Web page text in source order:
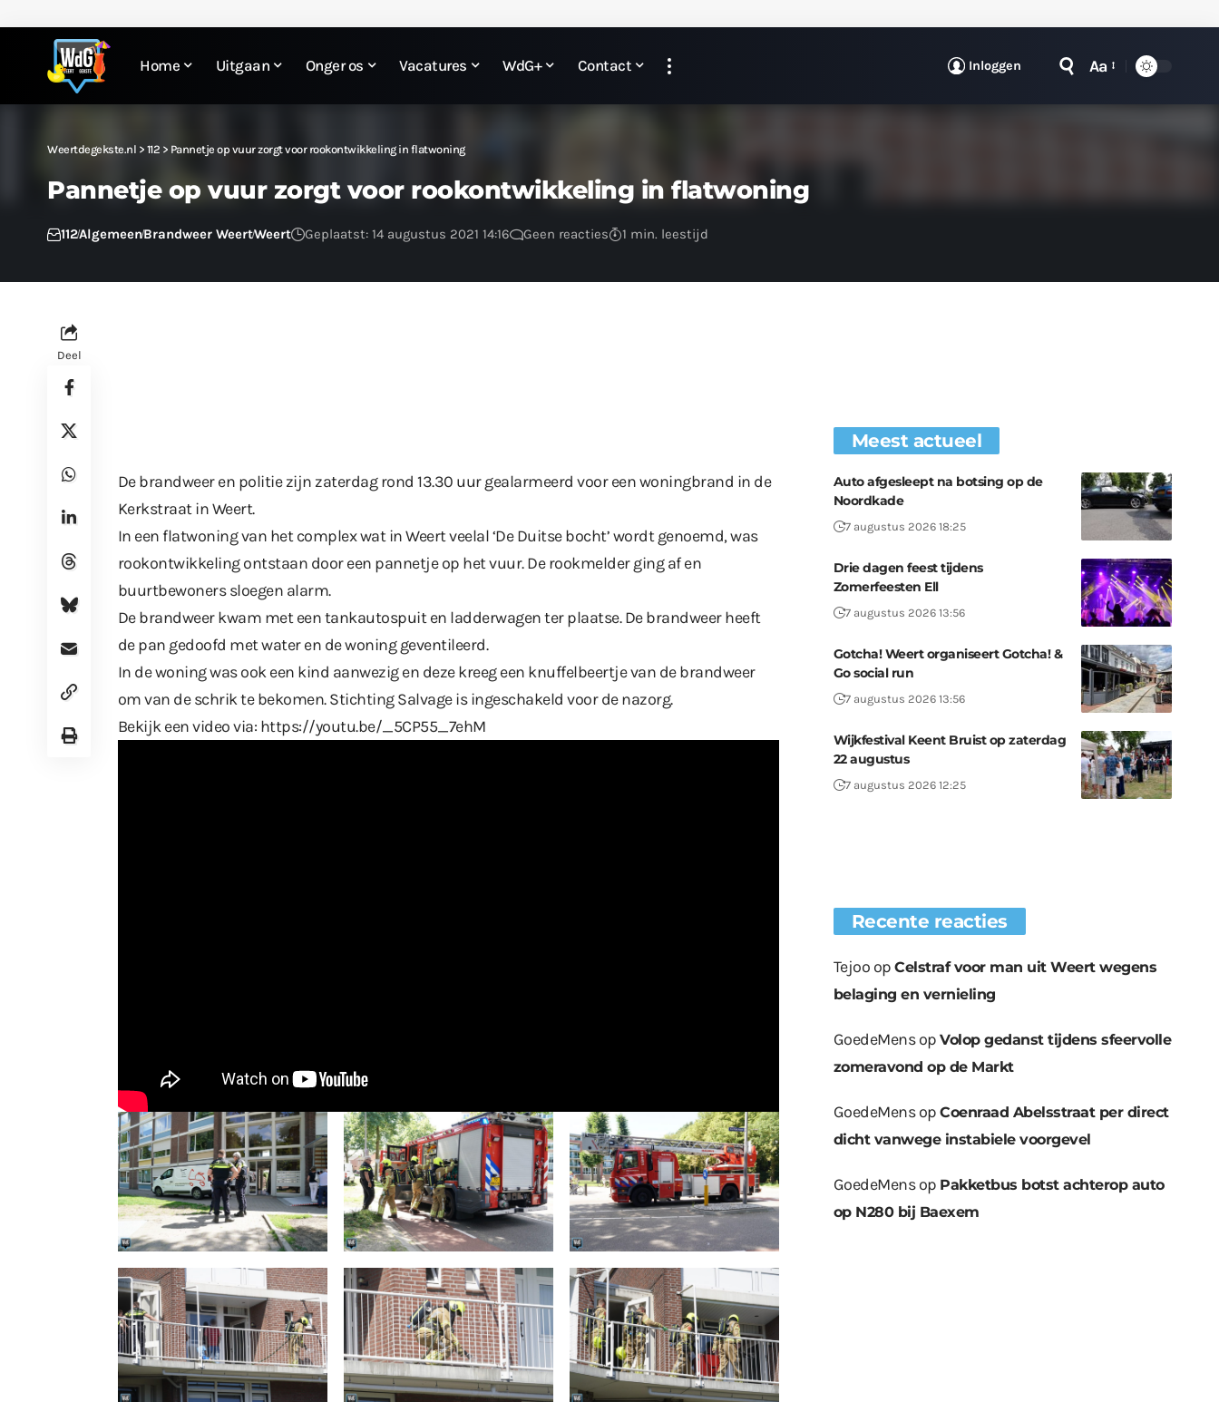
Home Uitgaan Onger os Vacatures WdG+ Contact Inloggen Aa
Weertdegekste.nl > 112 > Pannetje op vuur zorgt voor rookontwikkeling in flatwoning
Pannetje op vuur zorgt voor rookontwikkeling in flatwoning
112AlgemeenBrandweer WeertWeert Geplaatst: 14 augustus 2021 14:16 Geen reacties 1 min. leestijd
Deel
De brandweer en politie zijn zaterdag rond 13.30 uur gealarmeerd voor een woningbrand in de
Kerkstraat in Weert.
In een flatwoning van het complex wat in Weert veelal ‘De Duitse bocht’ wordt genoemd, was
rookontwikkeling ontstaan door een pannetje op het vuur. De rookmelder ging af en
buurtbewoners sloegen alarm.
De brandweer kwam met een tankautospuit en ladderwagen ter plaatse. De brandweer heeft
de pan gedoofd met water en de woning geventileerd.
In de woning was ook een kind aanwezig en deze kreeg een knuffelbeertje van de brandweer
om van de schrik te bekomen. Stichting Salvage is ingeschakeld voor de nazorg.
Bekijk een video via: https://youtu.be/_5CP55_7ehM
Meest actueel
Auto afgesleept na botsing op de
Noordkade
7 augustus 2026 18:25
Drie dagen feest tijdens
Zomerfeesten Ell
7 augustus 2026 13:56
Gotcha! Weert organiseert Gotcha! &
Go social run
7 augustus 2026 13:56
Wijkfestival Keent Bruist op zaterdag
22 augustus
7 augustus 2026 12:25
Recente reacties
Tejoo opCelstraf voor man uit Weert wegens
belaging en vernieling
GoedeMensopVolop gedanst tijdens sfeervolle
zomeravond op de Markt
GoedeMensopCoenraad Abelsstraat per direct
dicht vanwege instabiele voorgevel
GoedeMensop Pakketbus botst achterop auto
op N280 bij Baexem